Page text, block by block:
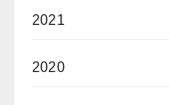
2021
2020